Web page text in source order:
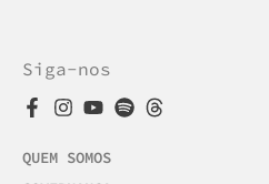
Siga-nos
QUEM SOMOS